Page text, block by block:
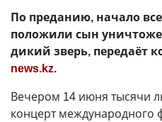
По преданию, начало
положили сын
дикий зверь, передаёт
news.kz.
Вечером 14 июня тысячи
концерт международного